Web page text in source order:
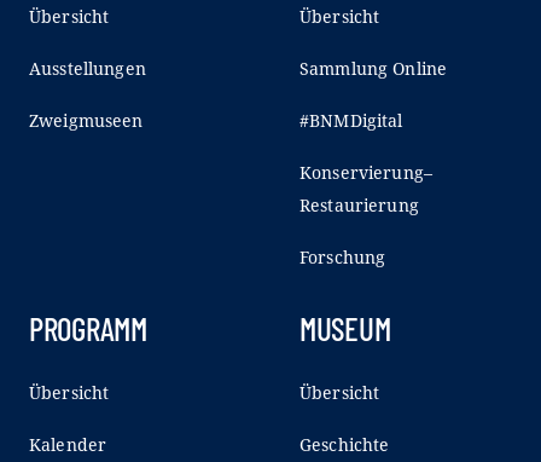
Übersicht
Ausstellungen
Zweigmuseen
Übersicht
Sammlung Online
#BNMDigital
Konservierung–
Restaurierung
Forschung
PROGRAMM
Übersicht
Kalender
MUSEUM
Übersicht
Geschichte